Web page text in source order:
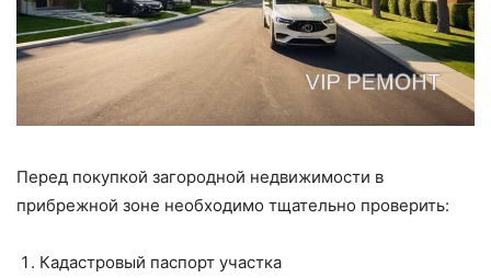
Перед покупкой загородной недвижимости в
прибрежной зоне необходимо тщательно проверить:
Кадастровый паспорт участка